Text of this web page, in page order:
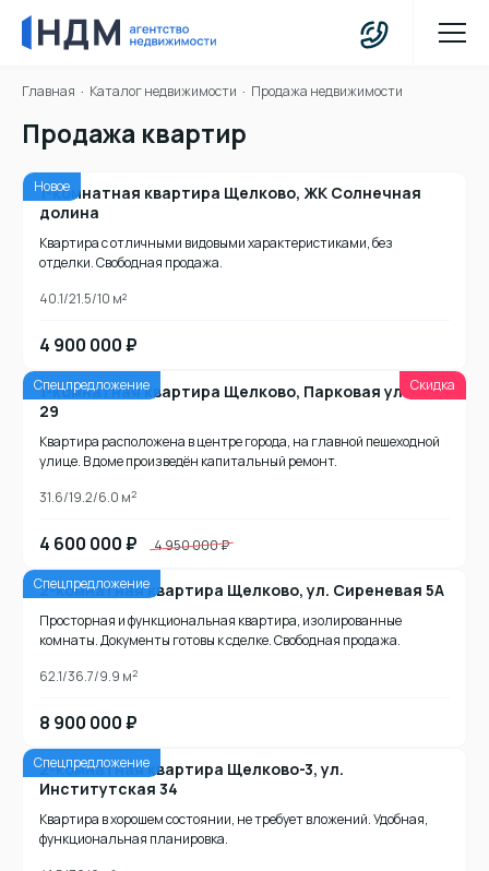
Главная Каталог недвижимости Продажа недвижимости
Продажа квартир
Новое
1-комнатная квартира Щелково, ЖК Солнечная
долина
Квартира с отличными видовыми характеристиками, без
отделки. Свободная продажа.
40.1/21.5/10 м²
4 900 000 ₽
Спецпредложение Скидка
1-комнатная квартира Щелково, Парковая улица,
29
Квартира расположена в центре города, на главной пешеходной
улице. В доме произведён капитальный ремонт.
31.6/19.2/6.0 м2
4 600 000 ₽ 4 950 000 ₽
Спецпредложение
2-комнатная квартира Щелково, ул. Сиреневая 5А
Просторная и функциональная квартира, изолированные
комнаты. Документы готовы к сделке. Свободная продажа.
62.1/36.7/9.9 м2
8 900 000 ₽
Спецпредложение
2-комнатная квартира Щелково-3, ул.
Институтская 34
Квартира в хорошем состоянии, не требует вложений. Удобная,
функциональная планировка.